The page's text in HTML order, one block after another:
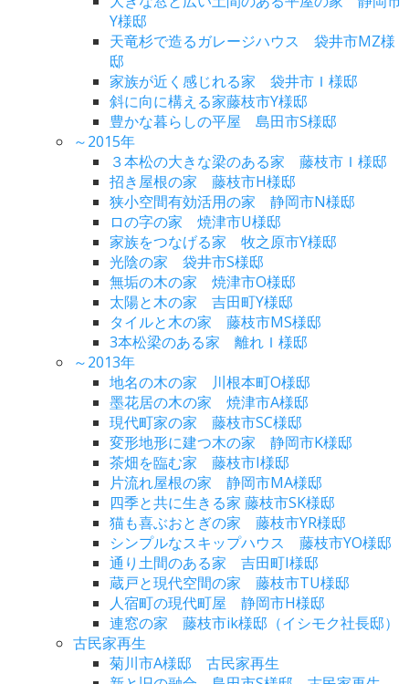
Y様邸
天竜杉で造るガレージハウス 袋井市MZ様
邸
家族が近く感じれる家 袋井市Ｉ様邸
斜に向に構える家藤枝市Y様邸
豊かな暮らしの平屋 島田市S様邸
～2015年
３本松の大きな梁のある家 藤枝市Ｉ様邸
招き屋根の家 藤枝市H様邸
狭小空間有効活用の家 静岡市N様邸
ロの字の家 焼津市U様邸
家族をつなげる家 牧之原市Y様邸
光陰の家 袋井市S様邸
無垢の木の家 焼津市O様邸
太陽と木の家 吉田町Y様邸
タイルと木の家 藤枝市MS様邸
3本松梁のある家 離れＩ様邸
～2013年
地名の木の家 川根本町O様邸
墨花居の木の家 焼津市A様邸
現代町家の家 藤枝市SC様邸
変形地形に建つ木の家 静岡市K様邸
茶畑を臨む家 藤枝市I様邸
片流れ屋根の家 静岡市MA様邸
四季と共に生きる家 藤枝市SK様邸
猫も喜ぶおとぎの家 藤枝市YR様邸
シンプルなスキップハウス 藤枝市YO様邸
通り土間のある家 吉田町I様邸
蔵戸と現代空間の家 藤枝市TU様邸
人宿町の現代町屋 静岡市H様邸
連窓の家 藤枝市ik様邸（イシモク社長邸）
古民家再生
菊川市A様邸 古民家再生